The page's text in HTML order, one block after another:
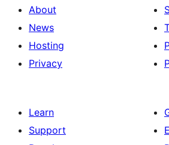
About
News
Hosting
Privacy
Learn
Support